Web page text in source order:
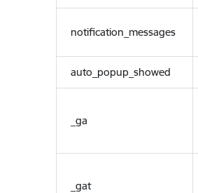
notification_messages
auto_popup_showed
_ga
_gat